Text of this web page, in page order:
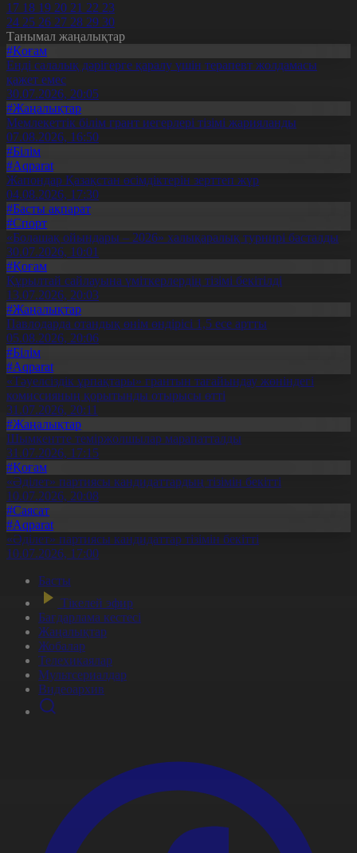
17 18 19 20 21 22 23
24 25 26 27 28 29 30
Танымал жаңалықтар
#Қоғам
Енді салалық дәрігерге қаралу үшін терапевт жолдамасы
қажет емес
30.07.2026, 20:05
#Жаңалықтар
Мемлекеттік білім грант иегерлері тізімі жарияланды
07.08.2026, 16:50
#Білім
#Aqparat
Жапондар Қазақстан өсімдіктерін зерттеп жүр
04.08.2026, 17:30
#Басты ақпарат
#Спорт
«Болашақ ойындары – 2026» халықаралық турнирі басталды
30.07.2026, 10:01
#Қоғам
Құрылтай сайлауына үміткерлердің тізімі бекітілді
13.07.2026, 20:03
#Жаңалықтар
Павлодарда отандық өнім өндірісі 1,5 есе артты
05.08.2026, 20:06
#Білім
#Aqparat
«Тәуелсіздік ұрпақтары» грантын тағайындау жөніндегі
комиссияның қорытынды отырысы өтті
31.07.2026, 20:11
#Жаңалықтар
Шымкентте теміржолшылар марапатталды
31.07.2026, 17:15
#Қоғам
«Әділет» партиясы кандидаттардың тізімін бекітті
10.07.2026, 20:08
#Саясат
#Aqparat
«Әділет» партиясы кандидаттар тізімін бекітті
10.07.2026, 17:00
Басты
Тікелей эфир
Бағдарлама кестесі
Жаңалықтар
Жобалар
Телехикаялар
Мультсериалдар
Видеоархив